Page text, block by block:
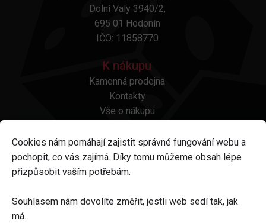
Dolní Valy 3940/2,
695 01 Hodonín
IČO: 11858770
K nákupu
Kamenná prodejna
Kontakty
Vše o nákupu
Platba a doprava
Reklamace a vrácení
Obchodní podmínky
Odstoupení od smlouvy
Cookies nám pomáhají zajistit správné fungování webu a
pochopit, co vás zajímá. Díky tomu můžeme obsah lépe
přizpůsobit vaším potřebám.
Souhlasem nám dovolíte změřit, jestli web sedí tak, jak
má.